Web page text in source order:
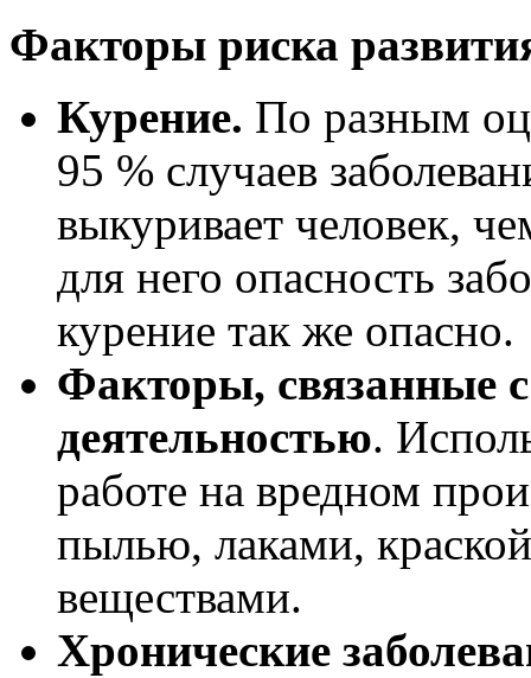
Факторы риска
Курение. По разным
95 % случаев
выкуривает человек,
для него опасность
курение так же опасно.
Факторы, связанные
деятельностью.
работе на вредном
пылью, лаками,
веществами.
Хронические